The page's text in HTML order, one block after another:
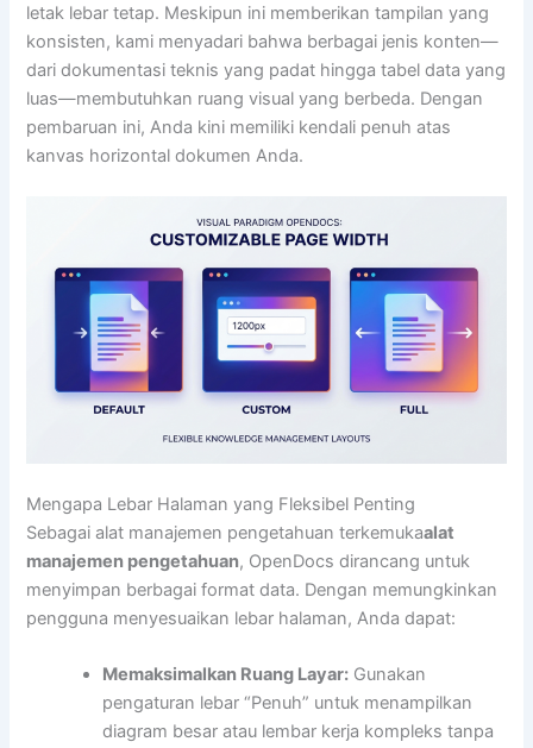
letak lebar tetap. Meskipun ini memberikan tampilan yang
konsisten, kami menyadari bahwa berbagai jenis konten—
dari dokumentasi teknis yang padat hingga tabel data yang
luas—membutuhkan ruang visual yang berbeda. Dengan
pembaruan ini, Anda kini memiliki kendali penuh atas
kanvas horizontal dokumen Anda.
Mengapa Lebar Halaman yang Fleksibel Penting
Sebagai alat manajemen pengetahuan terkemukaalat
manajemen pengetahuan, OpenDocs dirancang untuk
menyimpan berbagai format data. Dengan memungkinkan
pengguna menyesuaikan lebar halaman, Anda dapat:
Memaksimalkan Ruang Layar: Gunakan
pengaturan lebar “Penuh” untuk menampilkan
diagram besar atau lembar kerja kompleks tanpa